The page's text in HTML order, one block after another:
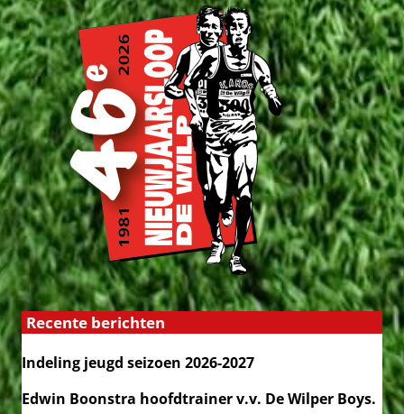
Recente berichten
Indeling jeugd seizoen 2026-2027
Edwin Boonstra hoofdtrainer v.v. De Wilper Boys.